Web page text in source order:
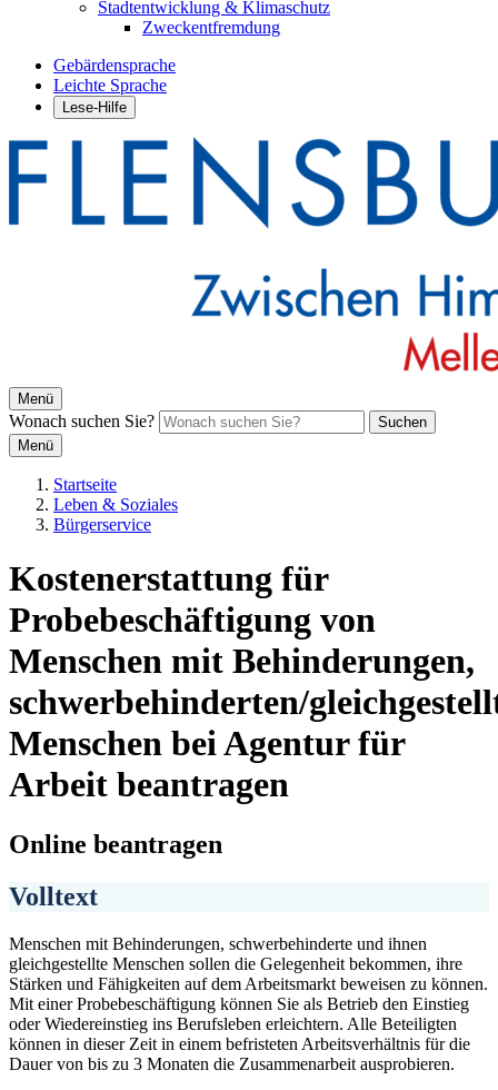
Stadtentwicklung & Klimaschutz
Zweckentfremdung
Gebärdensprache
Leichte Sprache
Lese-Hilfe
Menü
Wonach suchen Sie?
Suchen
Menü
Startseite
Leben & Soziales
Bürgerservice
Kostenerstattung für
Probebeschäftigung von
Menschen mit Behinderungen,
schwerbehinderten/
Menschen bei Agentur für
Arbeit beantragen
Online beantragen
Volltext
Menschen mit Behinderungen, schwerbehinderte und ihnen
gleichgestellte Menschen sollen die Gelegenheit bekommen, ihre
Stärken und Fähigkeiten auf dem Arbeitsmarkt beweisen zu können.
Mit einer Probebeschäftigung können Sie als Betrieb den Einstieg
oder Wiedereinstieg ins Berufsleben erleichtern. Alle Beteiligten
können in dieser Zeit in einem befristeten Arbeitsverhältnis für die
Dauer von bis zu 3 Monaten die Zusammenarbeit ausprobieren.